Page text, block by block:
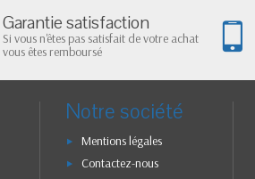
Garantie satisfaction
Si vous n'êtes pas satisfait de votre achat
vous êtes remboursé
Notre société
Mentions légales
Contactez-nous